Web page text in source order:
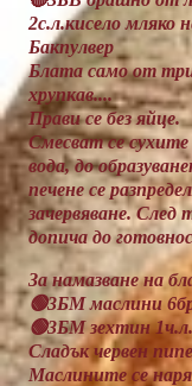
2с.л.кисело мляко
Бакпулвер
Блата само от
хрупкав....
Прави се без яйце.
Смесват се
вода, до
печене се
зачервяване. След
допича до
За намазване на
🟢3БМ маслини
🟢3БМ зехтин 1ч.л.
Сладък червен
Маслините се